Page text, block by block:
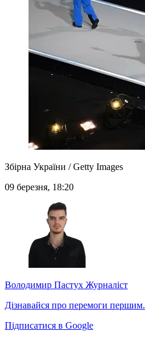
Збірна України / Getty Images
09 березня, 18:20
Володимир Пастух Журналіст
Дізнавайся про перемоги першим.
Підписатися в Google